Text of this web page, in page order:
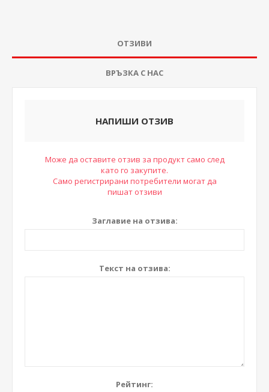
ОТЗИВИ
ВРЪЗКА С НАС
НАПИШИ ОТЗИВ
Може да оставите отзив за продукт само след
като го закупите.
Само регистрирани потребители могат да
пишат отзиви
Заглавие на отзива:
Текст на отзива:
Рейтинг: